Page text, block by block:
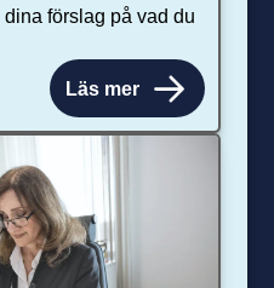
förslag på vad du
Läs mer